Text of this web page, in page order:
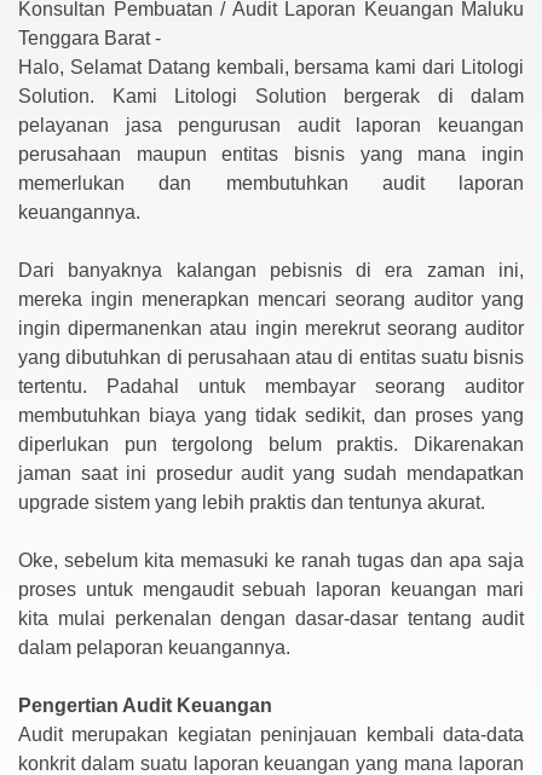
Konsultan Pembuatan / Audit Laporan Keuangan Maluku
Tenggara Barat -
Halo, Selamat Datang kembali, bersama kami dari Litologi
Solution. Kami Litologi Solution bergerak di dalam
pelayanan jasa pengurusan audit laporan keuangan
perusahaan maupun entitas bisnis yang mana ingin
memerlukan dan membutuhkan audit laporan
keuangannya.
Dari banyaknya kalangan pebisnis di era zaman ini,
mereka ingin menerapkan mencari seorang auditor yang
ingin dipermanenkan atau ingin merekrut seorang auditor
yang dibutuhkan di perusahaan atau di entitas suatu bisnis
tertentu. Padahal untuk membayar seorang auditor
membutuhkan biaya yang tidak sedikit, dan proses yang
diperlukan pun tergolong belum praktis. Dikarenakan
jaman saat ini prosedur audit yang sudah mendapatkan
upgrade sistem yang lebih praktis dan tentunya akurat.
Oke, sebelum kita memasuki ke ranah tugas dan apa saja
proses untuk mengaudit sebuah laporan keuangan mari
kita mulai perkenalan dengan dasar-dasar tentang audit
dalam pelaporan keuangannya.
Pengertian Audit Keuangan
Audit merupakan kegiatan peninjauan kembali data-data
konkrit dalam suatu laporan keuangan yang mana laporan